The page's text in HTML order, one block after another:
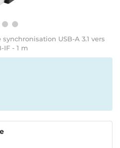
USB-A 3.1 vers
IF - 1 m